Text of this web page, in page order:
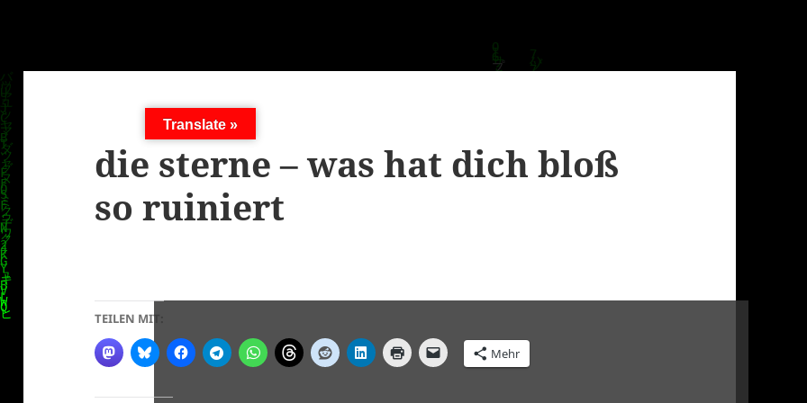
die sterne – was hat dich bloß
so ruiniert
TEILEN MIT:
Mehr
Translate »